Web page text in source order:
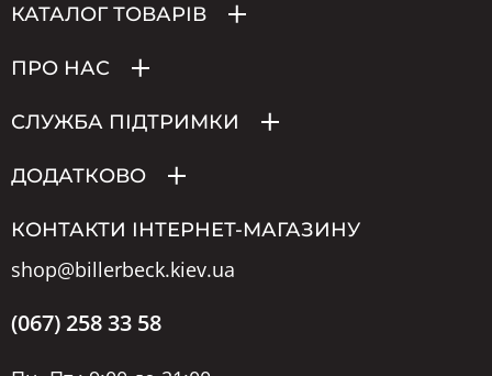
КАТАЛОГ ТОВАРІВ
ПРО НАС
СЛУЖБА ПІДТРИМКИ
ДОДАТКОВО
КОНТАКТИ ІНТЕРНЕТ-МАГАЗИНУ
shop@billerbeck.kiev.ua
(067) 258 33 58